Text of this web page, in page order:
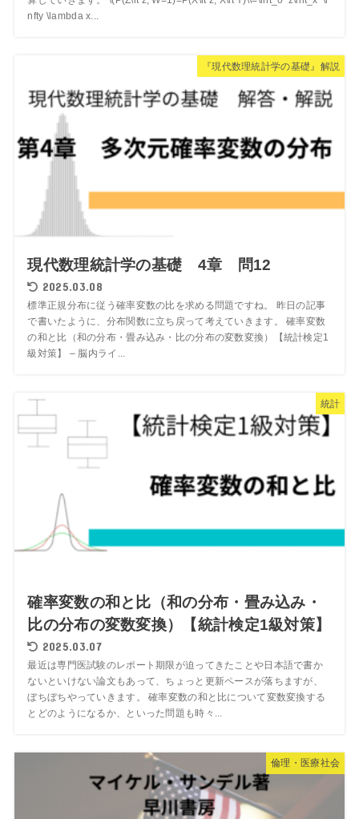
nfty \lambda x...
『現代数理統計学の基礎』解説
現代数理統計学の基礎 4章 問12
2025.03.08
標準正規分布に従う確率変数の比を求める問題ですね。 昨日の記事
で書いたように、分布関数に立ち戻って考えていきます。 確率変数
の和と比（和の分布・畳み込み・比の分布の変数変換）【統計検定1
級対策】 – 脳内ライ...
統計
確率変数の和と比（和の分布・畳み込み・
比の分布の変数変換）【統計検定1級対策】
2025.03.07
最近は専門医試験のレポート期限が迫ってきたことや日本語で書か
ないといけない論文もあって、ちょっと更新ペースが落ちますが、
ぼちぼちやっていきます。 確率変数の和と比について変数変換する
とどのようになるか、といった問題も時々...
倫理・医療社会